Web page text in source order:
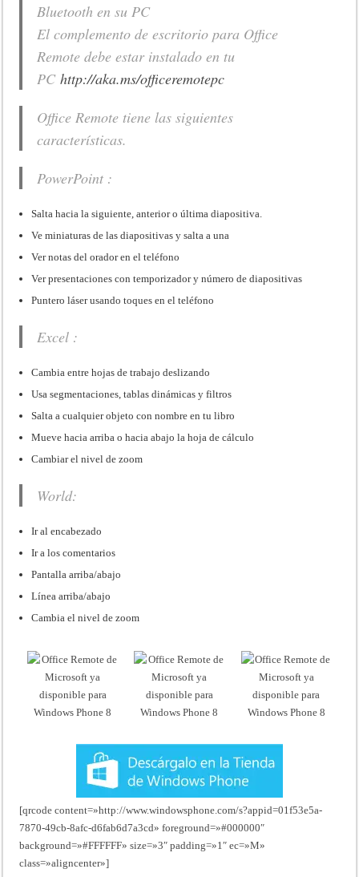
Bluetooth en su PC
El complemento de escritorio para Office
Remote debe estar instalado en tu
PChttp://aka.ms/officeremotepc
Office Remote tiene las siguientes
características.
PowerPoint :
Salta hacia la siguiente, anterior o última diapositiva.
Ve miniaturas de las diapositivas y salta a una
Ver notas del orador en el teléfono
Ver presentaciones con temporizador y número de diapositivas
Puntero láser usando toques en el teléfono
Excel :
Cambia entre hojas de trabajo deslizando
Usa segmentaciones, tablas dinámicas y filtros
Salta a cualquier objeto con nombre en tu libro
Mueve hacia arriba o hacia abajo la hoja de cálculo
Cambiar el nivel de zoom
World:
Ir al encabezado
Ir a los comentarios
Pantalla arriba/abajo
Línea arriba/abajo
Cambia el nivel de zoom
[qrcode content=»http://www.windowsphone.com/s?appid=01f53e5a-
7870-49cb-8afc-d6fab6d7a3cd» foreground=»#000000″
background=»#FFFFFF» size=»3″ padding=»1″ ec=»M»
class=»aligncenter»]